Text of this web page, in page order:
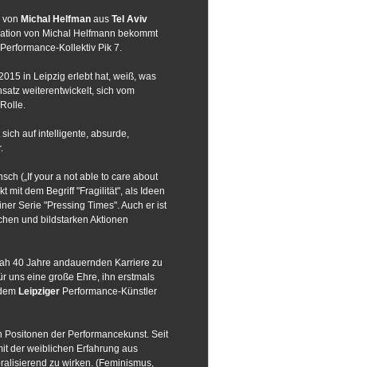
von Michal Helfman aus Tel Aviv
von Michal Helfmann bekommt
Kollektiv Pik 7.
in Leipzig erlebt hat, weiß, was
weiterentwickelt, sich vom
sich auf intelligente, absurde,
(„If your a not able to care about
mit dem Begriff "Fragilität", als Ideen
Serie "Pressing Times". Auch er ist
und bildstarken Aktionen
40 Jahre andauernden Karriere zu
uns eine große Ehre, ihn erstmals
Leipziger Performance-Künstler
der Performancekunst. Seit
der weiblichen Erfahrung aus
zu wirken. (Feminismus,